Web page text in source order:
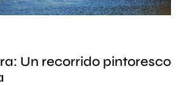
Un recorrido pintoresco